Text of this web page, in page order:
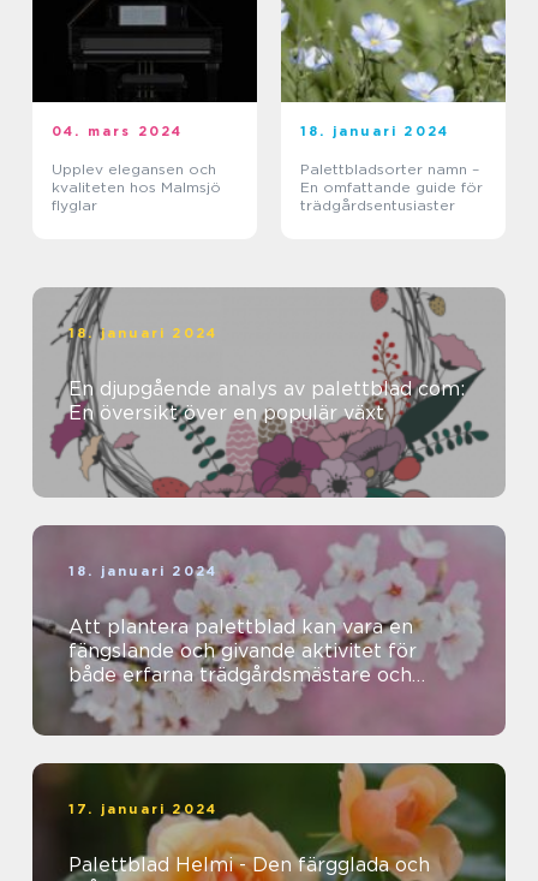
04. mars 2024
Upplev elegansen och
kvaliteten hos Malmsjö
flyglar
18. januari 2024
Palettbladsorter namn –
En omfattande guide för
trädgårdsentusiaster
18. januari 2024
En djupgående analys av palettblad com:
En översikt över en populär växt
18. januari 2024
Att plantera palettblad kan vara en
fängslande och givande aktivitet för
både erfarna trädgårdsmästare och
nybörjare
17. januari 2024
Palettblad Helmi - Den färgglada och